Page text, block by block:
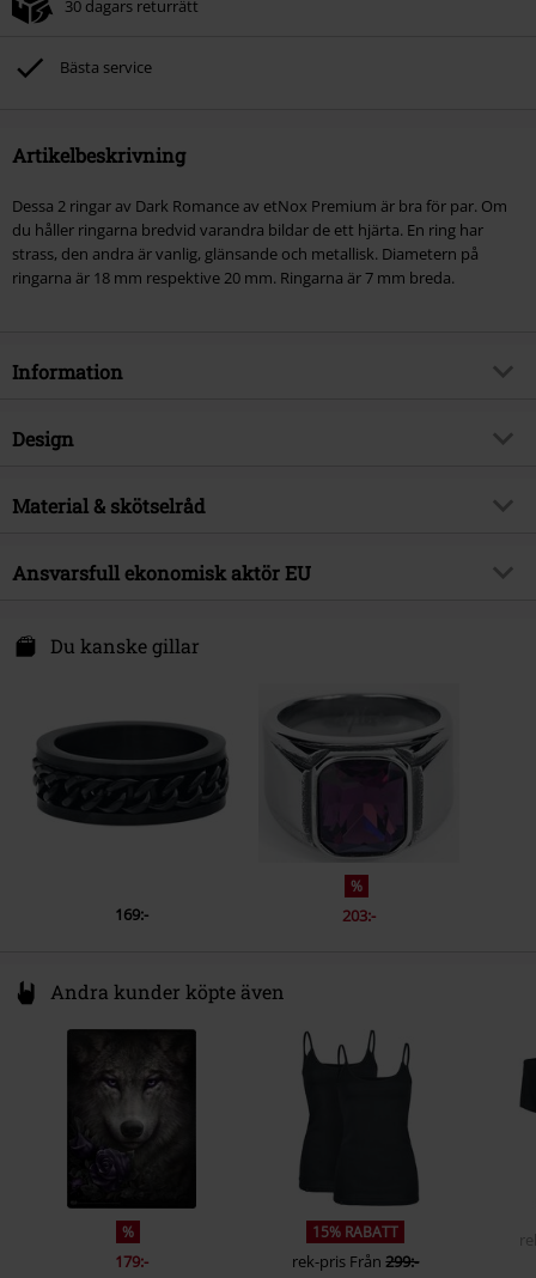
30 dagars returrätt
Bästa service
Artikelbeskrivning
Dessa 2 ringar av Dark Romance av etNox Premium är bra för par. Om
du håller ringarna bredvid varandra bildar de ett hjärta. En ring har
strass, den andra är vanlig, glänsande och metallisk. Diametern på
ringarna är 18 mm respektive 20 mm. Ringarna är 7 mm breda.
Information
Artikelnummer
Brand
Releasedatum
12/09/2025
Design
Produkttyp
Material & skötselråd
Yttermaterial Rostfritt stål
Ansvarsfull ekonomisk aktör EU
Heilsbachstraße 17-19
Du kanske gillar
169:-
%
203:-
Andra kunder köpte även
%
179:-
15% RABATT
rek-pris Från299:-